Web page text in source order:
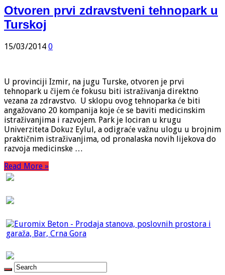
Otvoren prvi zdravstveni tehnopark u
Turskoj
15/03/2014 0
U provinciji Izmir, na jugu Turske, otvoren je prvi
tehnopark u čijem će fokusu biti istraživanja direktno
vezana za zdravstvo. U sklopu ovog tehnoparka će biti
angažovano 20 kompanija koje će se baviti medicinskim
istraživanjima i razvojem. Park je lociran u krugu
Univerziteta Dokuz Eylul, a odigraće važnu ulogu u brojnim
praktičnim istraživanjima, od pronalaska novih lijekova do
razvoja medicinske …
Read More »